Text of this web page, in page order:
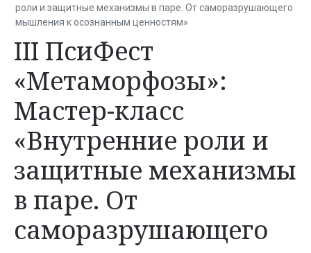
роли и защитные механизмы в паре. От саморазрушающего
мышления к осознанным ценностям»
III ПсиФест
«Метаморфозы»:
Мастер-класс
«Внутренние роли и
защитные механизмы
в паре. От
саморазрушающего